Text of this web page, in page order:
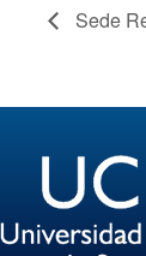
Sede